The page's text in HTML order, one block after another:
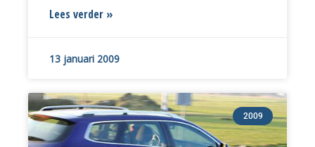
Lees verder »
13 januari 2009
2009